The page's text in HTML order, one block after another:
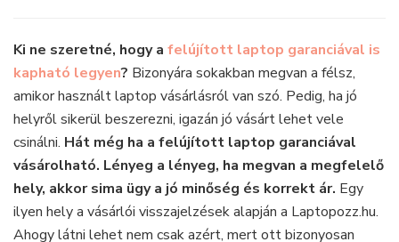
2
teljeskörű
garanciával
Ki ne szeretné, hogy a felújított laptop garanciával is
kapható legyen? Bizonyára sokakban megvan a félsz,
amikor használt laptop vásárlásról van szó. Pedig, ha jó
helyről sikerül beszerezni, igazán jó vásárt lehet vele
csinálni. Hát még ha a felújított laptop garanciával
vásárolható. Lényeg a lényeg, ha megvan a megfelelő
hely, akkor sima ügy a jó minőség és korrekt ár. Egy
ilyen hely a vásárlói visszajelzések alapján a Laptopozz.hu.
Ahogy látni lehet nem csak azért, mert ott bizonyosan